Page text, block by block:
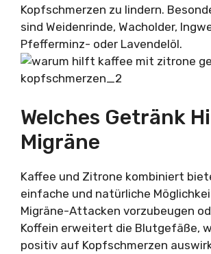
Kopfschmerzen zu lindern.
sind Weidenrinde, Wacholder,
Pfefferminz- oder Lavendelöl.
Welches Getränk
Migräne
Kaffee und Zitrone kombiniert
einfache und natürliche
Migräne-Attacken vorzubeugen
Koffein erweitert die Blutgefäße,
positiv auf Kopfschmerzen